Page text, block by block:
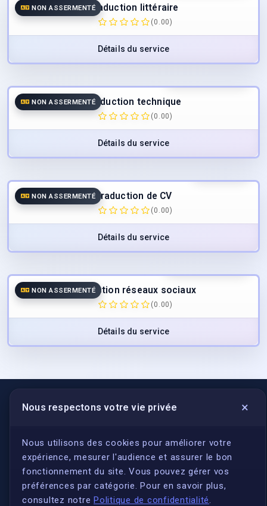
NON ASSERMENTÉTraduction littéraire
(0.00)
Détails du service
NON ASSERMENTÉTraduction technique
(0.00)
Détails du service
NON ASSERMENTÉTraduction de CV
(0.00)
Détails du service
NON ASSERMENTÉTraduction réseaux sociaux
(0.00)
Détails du service
Nous respectons votre vie privée ×
Nous utilisons des cookies pour améliorer votre
expérience, mesurer l'audience et assurer le bon
fonctionnement du site. Vous pouvez gérer vos
préférences par catégorie. Pour en savoir plus,
consultez notre Politique de confidentialité.
LIENS UTILES
S'inscrire
Qui sommes-nous ?
Conformité
Annuaires des traducteurs assermentés